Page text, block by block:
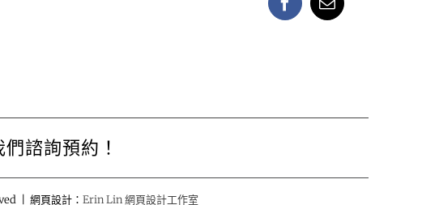
FacebookEmail:
諮詢預約！
| 網頁設計： Erin Lin 網頁設計工作室